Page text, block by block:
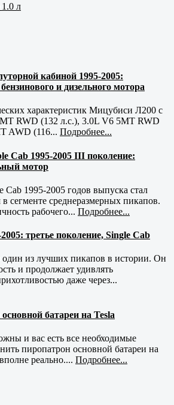
л
кабиной 1995-2005:
и дизельного мотора
характеристик Мицубиси Л200 с
RWD (132 л.с.), 3.0L V6 5MT RWD
AWD (116... Подробнее...
Cab 1995-2005 III поколение:
мотор
1995-2005 годов выпуска стал
сегменте среднеразмерных пикапов.
рабочего... Подробнее...
третье поколение, Single Cab
из лучших пикапов в истории. Он
и продолжает удивлять
даже через...
батареи на Tesla
и вас есть все необходимые
пиропатрон основной батареи на
реально.... Подробнее...